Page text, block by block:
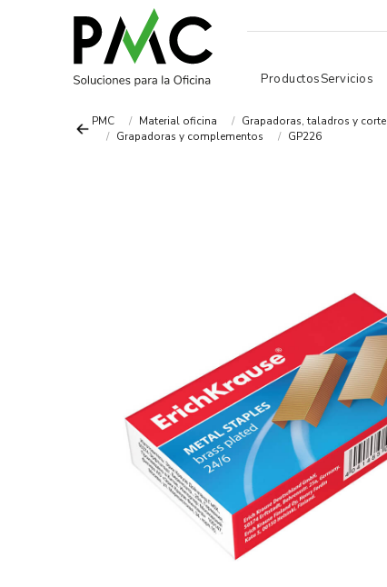
ProductosServicios
PMC Material oficina
Grapadoras, taladros y corte
Grapadoras y complementos
GP226